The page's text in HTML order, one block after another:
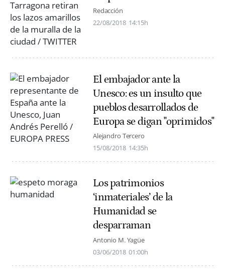
Redacción
22/08/2018 14:15h
El embajador ante la
Unesco: es un insulto que
pueblos desarrollados de
Europa se digan "oprimidos"
Alejandro Tercero
15/08/2018 14:35h
Los patrimonios
‘inmateriales’ de la
Humanidad se
desparraman
Antonio M. Yagüe
03/06/2018 01:00h